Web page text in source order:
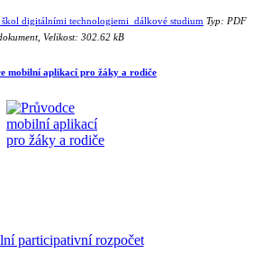
digitálními technologiemi_dálkové studium Typ: PDF
Velikost: 302.62 kB
mobilní aplikací pro žáky a rodiče
participativní rozpočet